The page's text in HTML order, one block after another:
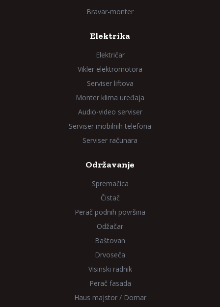
Bravar-monter
Elektrika
Električar
Vikler elektromotora
Serviser liftova
Monter klima uređaja
Audio-video serviser
Serviser mobilnih telefona
Serviser računara
Održavanje
Spremačica
Čistač
Perač podnih površina
Odžačar
Baštovan
Drvoseča
Visinski radnik
Perač fasada
Haus majstor / Domar